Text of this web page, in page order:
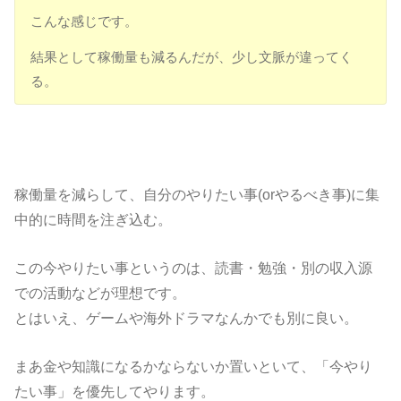
こんな感じです。
結果として稼働量も減るんだが、少し文脈が違ってく
る。
稼働量を減らして、自分のやりたい事(orやるべき事)に集
中的に時間を注ぎ込む。
この今やりたい事というのは、読書・勉強・別の収入源
での活動などが理想です。
とはいえ、ゲームや海外ドラマなんかでも別に良い。
まあ金や知識になるかならないか置いといて、「今やり
たい事」を優先してやります。